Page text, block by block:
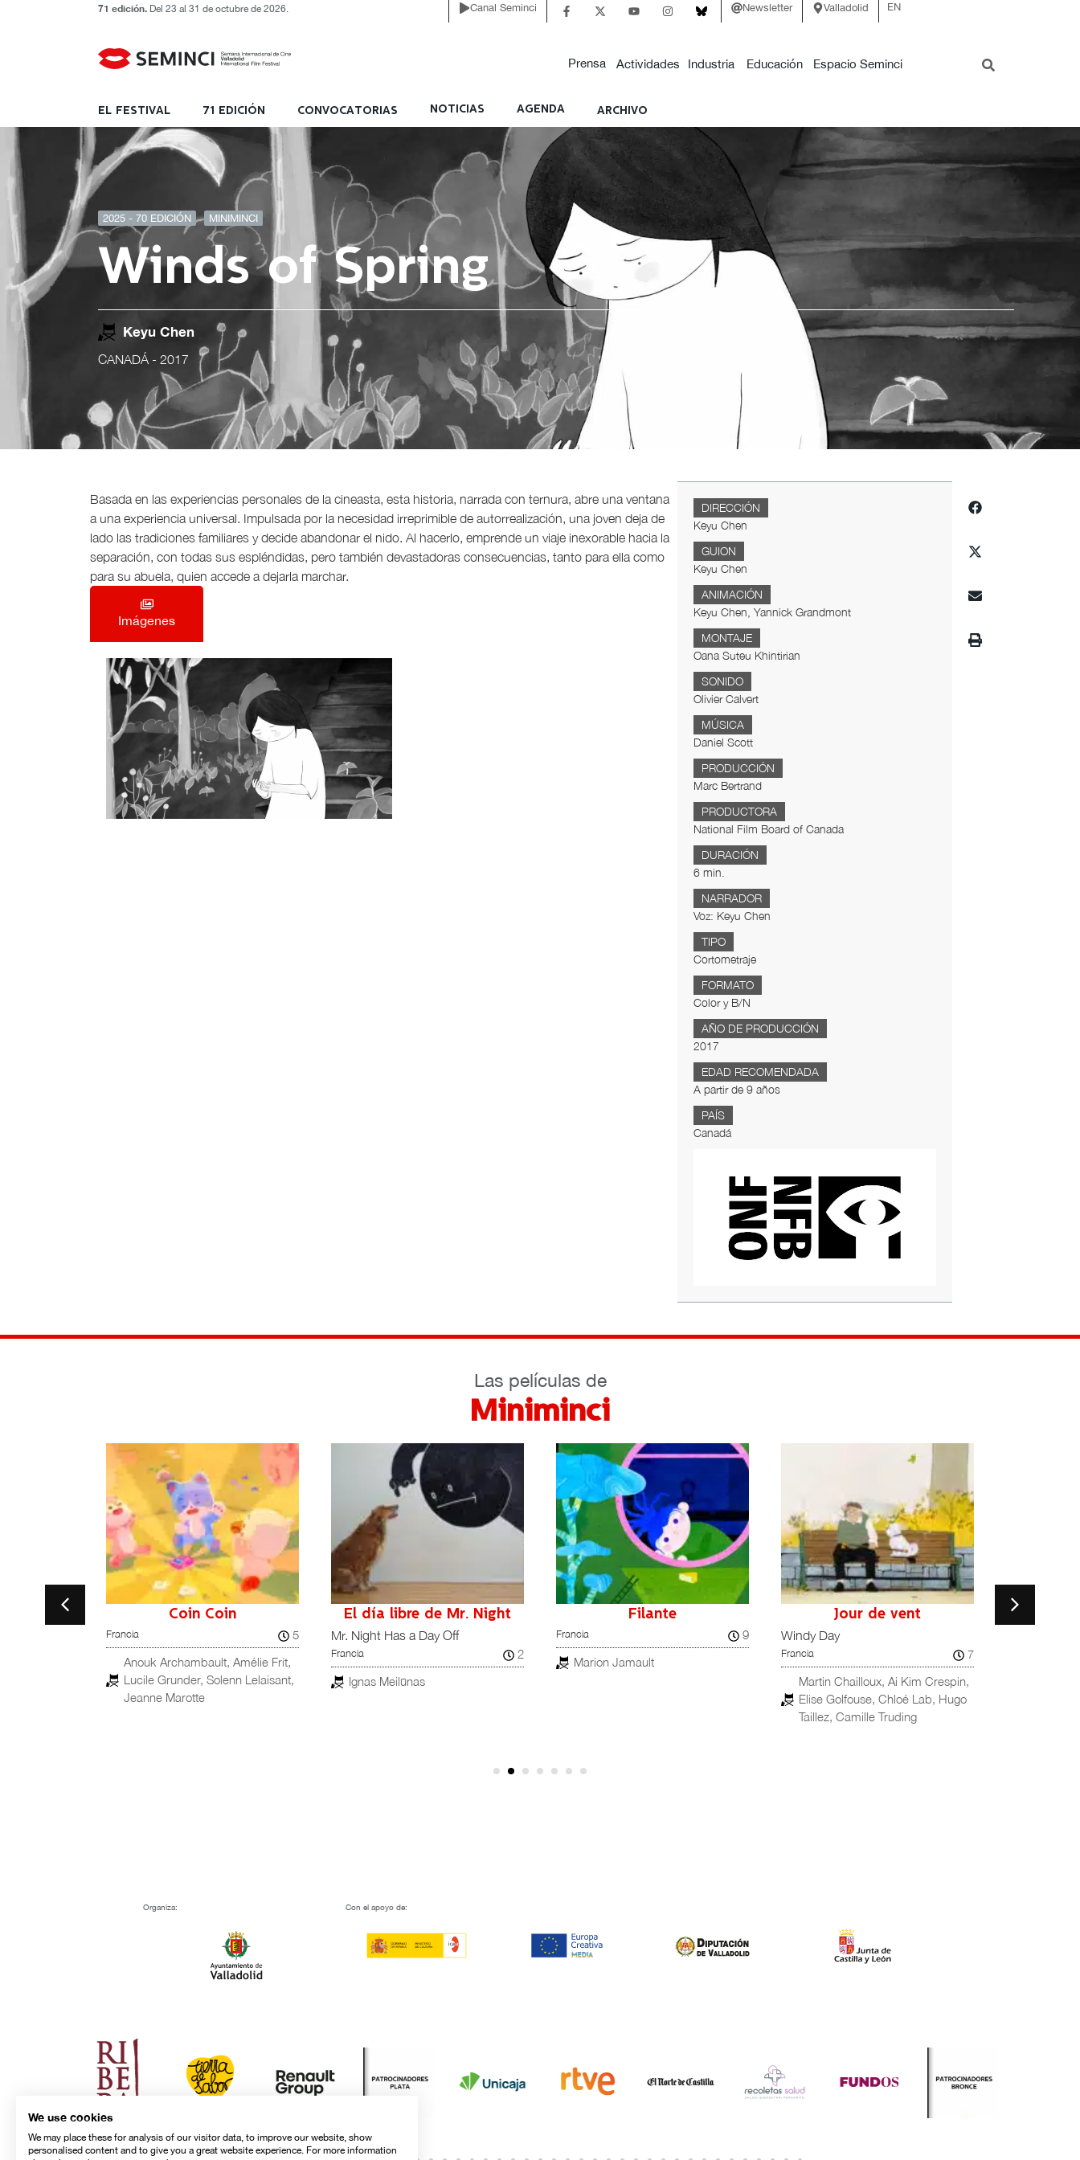
71 edición. Del 23 al 31 de octubre de 2026. Canal Seminci Newsletter Valladolid EN
Prensa Actividades Industria Educación Espacio Seminci
EL FESTIVAL 71 EDICIÓN CONVOCATORIAS NOTICIAS AGENDA ARCHIVO
2025 - 70 EDICIÓN MINIMINCI
Winds of Spring
Keyu Chen
CANADÁ - 2017
Basada en las experiencias personales de la cineasta, esta historia, narrada con ternura, abre una ventana
a una experiencia universal. Impulsada por la necesidad irreprimible de autorrealización, una joven deja de
lado las tradiciones familiares y decide abandonar el nido. Al hacerlo, emprende un viaje inexorable hacia la
separación, con todas sus espléndidas, pero también devastadoras consecuencias, tanto para ella como
para su abuela, quien accede a dejarla marchar.
Imágenes
DIRECCIÓN
Keyu Chen
GUION
Keyu Chen
ANIMACIÓN
Keyu Chen, Yannick Grandmont
MONTAJE
Oana Suteu Khintirian
SONIDO
Olivier Calvert
MÚSICA
Daniel Scott
PRODUCCIÓN
Marc Bertrand
PRODUCTORA
National Film Board of Canada
DURACIÓN
6 min.
NARRADOR
Voz: Keyu Chen
TIPO
Cortometraje
FORMATO
Color y B/N
AÑO DE PRODUCCIÓN
2017
EDAD RECOMENDADA
A partir de 9 años
PAÍS
Canadá
Las películas de
Miniminci
Coin Coin
Francia
5
Anouk Archambault, Amélie Frit,
Lucile Grunder, Solenn Lelaisant,
Jeanne Marotte
El día libre de Mr. Night
Mr. Night Has a Day Off
Francia
2
Ignas Meilūnas
Filante
Francia
9
Marion Jamault
Jour de vent
Windy Day
Francia
7
Martin Chailloux, Ai Kim Crespin,
Elise Golfouse, Chloé Lab, Hugo
Taillez, Camille Truding
Organiza: Con el apoyo de:
We use cookies
We may place these for analysis of our visitor data, to improve our website, show
personalised content and to give you a great website experience. For more information